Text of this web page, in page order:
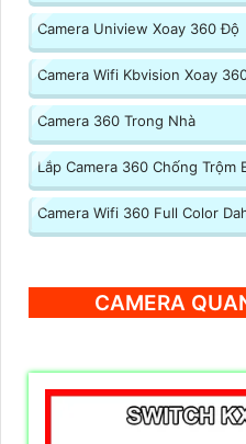
Camera Uniview Xoay 360 Độ
Camera Wifi Kbvision Xoay
Camera 360 Trong Nhà
Lắp Camera 360 Chống Trộm
Camera Wifi 360 Full Color
CAMERA